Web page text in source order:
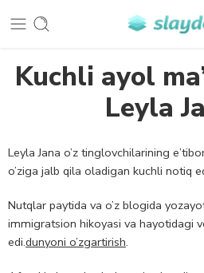
Kuchli ayol
Leyla
Leyla Jana o’z tinglovchilarining
o’ziga jalb qila oladigan kuchli notiq
Nutqlar paytida va o’z blogida
immigratsion hikoyasi va hayotidagi
edi.dunyoni o’zgartirish.